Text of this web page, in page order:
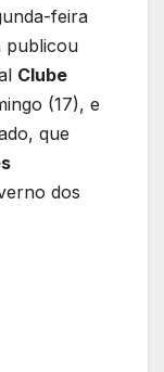
feira
publicou
Clube
(17), e
que
dos